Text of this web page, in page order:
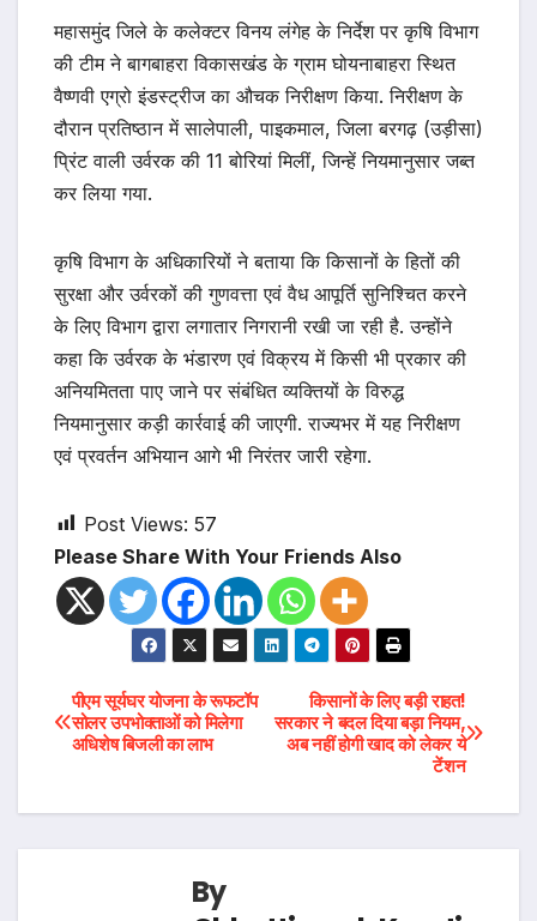
महासमुंद जिले के कलेक्टर विनय लंगेह के निर्देश पर कृषि विभाग
की टीम ने बागबाहरा विकासखंड के ग्राम घोयनाबाहरा स्थित
वैष्णवी एग्रो इंडस्ट्रीज का औचक निरीक्षण किया. निरीक्षण के
दौरान प्रतिष्ठान में सालेपाली, पाइकमाल, जिला बरगढ़ (उड़ीसा)
प्रिंट वाली उर्वरक की 11 बोरियां मिलीं, जिन्हें नियमानुसार जब्त
कर लिया गया.
कृषि विभाग के अधिकारियों ने बताया कि किसानों के हितों की
सुरक्षा और उर्वरकों की गुणवत्ता एवं वैध आपूर्ति सुनिश्चित करने
के लिए विभाग द्वारा लगातार निगरानी रखी जा रही है. उन्होंने
कहा कि उर्वरक के भंडारण एवं विक्रय में किसी भी प्रकार की
अनियमितता पाए जाने पर संबंधित व्यक्तियों के विरुद्ध
नियमानुसार कड़ी कार्रवाई की जाएगी. राज्यभर में यह निरीक्षण
एवं प्रवर्तन अभियान आगे भी निरंतर जारी रहेगा.
Post Views: 57
Please Share With Your Friends Also
Post
navigation
किसानों के लिए बड़ी राहत!
सरकार ने बदल दिया बड़ा नियम,
अब नहीं होगी खाद को लेकर ये
टेंशन
पीएम सूर्यघर योजना के रूफटॉप
सोलर उपभोक्ताओं को मिलेगा
अधिशेष बिजली का लाभ
By